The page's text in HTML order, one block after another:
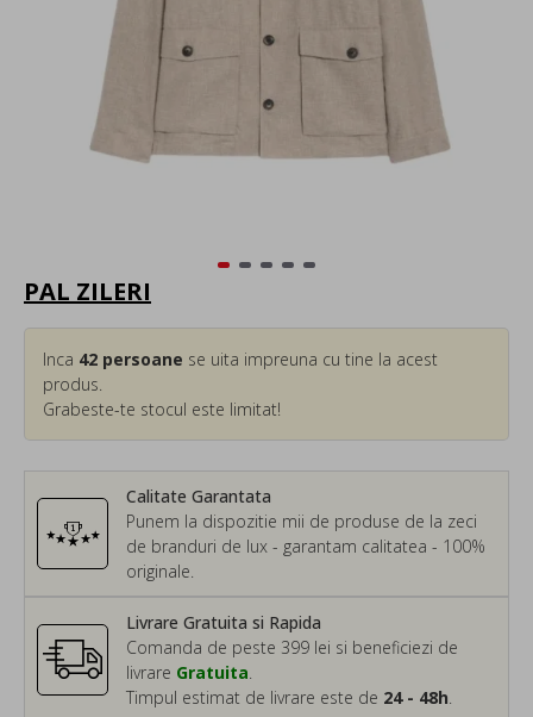
PAL ZILERI
Calitate Garantata
Punem la dispozitie mii de produse de la zeci
de branduri de lux - garantam calitatea - 100%
originale.
Inca 42 persoane se uita impreuna cu tine la acest
produs.
Grabeste-te stocul este limitat!
Livrare Gratuita si Rapida
Comanda de peste 399 lei si beneficiezi de
livrare Gratuita
Timpul estimat de livrare este de 24 - 48h